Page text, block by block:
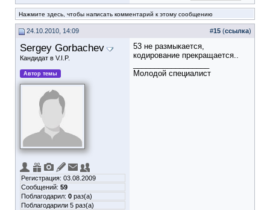
Нажмите здесь, чтобы написать комментарий к этому сообщению
24.10.2010, 14:09 #15 (ссылка)
Sergey Gorbachev
Кандидат в V.I.P.
Автор темы
Регистрация: 03.08.2009
Сообщений: 59
Поблагодарил: 0 раз(а)
Поблагодарили 5 раз(а)
53 не размыкается,
кодирование прекращается..
Молодой специалист